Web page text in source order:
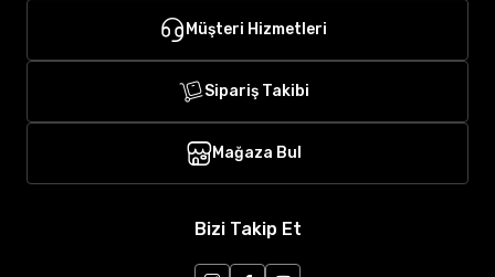
Müşteri Hizmetleri
Sipariş Takibi
Mağaza Bul
Bizi Takip Et